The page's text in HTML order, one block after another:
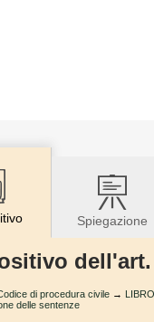
Spiegazione
di procedura civile →
delle sentenze